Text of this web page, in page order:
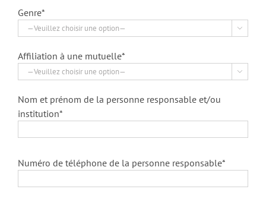
Genre*

Affiliation à une mutuelle*

Nom et prénom de la personne responsable et/ou
institution*
Numéro de téléphone de la personne responsable*